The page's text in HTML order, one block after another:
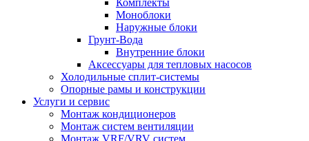
Комплекты
Моноблоки
Наружные блоки
Грунт-Вода
Внутренние блоки
Аксессуары для тепловых насосов
Холодильные сплит-системы
Опорные рамы и конструкции
Услуги и сервис
Монтаж кондиционеров
Монтаж систем вентиляции